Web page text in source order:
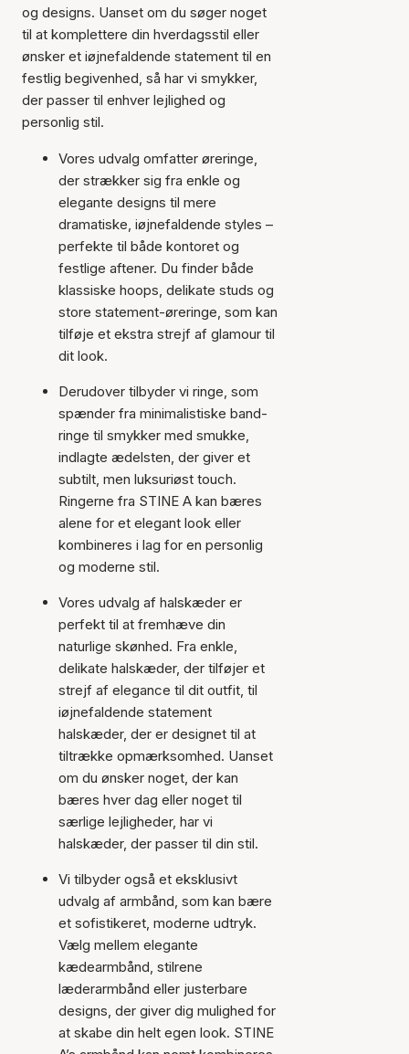
og designs. Uanset om du søger noget
til at komplettere din hverdagsstil eller
ønsker et iøjnefaldende statement til en
festlig begivenhed, så har vi smykker,
der passer til enhver lejlighed og
personlig stil.
Vores udvalg omfatter øreringe,
der strækker sig fra enkle og
elegante designs til mere
dramatiske, iøjnefaldende styles –
perfekte til både kontoret og
festlige aftener. Du finder både
klassiske hoops, delikate studs og
store statement-øreringe, som kan
tilføje et ekstra strejf af glamour til
dit look.
Derudover tilbyder vi ringe, som
spænder fra minimalistiske band-
ringe til smykker med smukke,
indlagte ædelsten, der giver et
subtilt, men luksuriøst touch.
Ringerne fra STINE A kan bæres
alene for et elegant look eller
kombineres i lag for en personlig
og moderne stil.
Vores udvalg af halskæder er
perfekt til at fremhæve din
naturlige skønhed. Fra enkle,
delikate halskæder, der tilføjer et
strejf af elegance til dit outfit, til
iøjnefaldende statement
halskæder, der er designet til at
tiltrække opmærksomhed. Uanset
om du ønsker noget, der kan
bæres hver dag eller noget til
særlige lejligheder, har vi
halskæder, der passer til din stil.
Vi tilbyder også et eksklusivt
udvalg af armbånd, som kan bære
et sofistikeret, moderne udtryk.
Vælg mellem elegante
kædearmbånd, stilrene
læderarmbånd eller justerbare
designs, der giver dig mulighed for
at skabe din helt egen look. STINE